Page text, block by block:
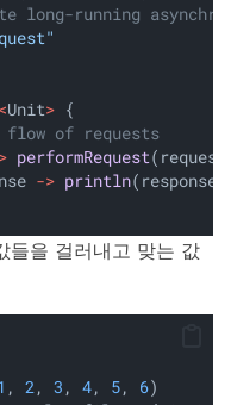
long-running
Unit> {
of requests
performRequest
-> println
을 걸러내고 맞는 값
, 2, 3 , 4, 5, 6)